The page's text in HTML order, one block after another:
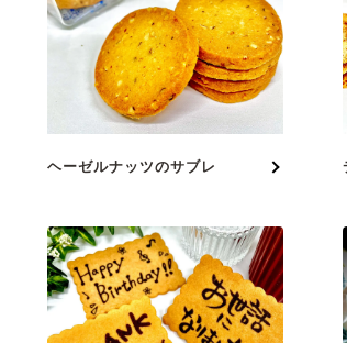
ヘーゼルナッツのサブレ